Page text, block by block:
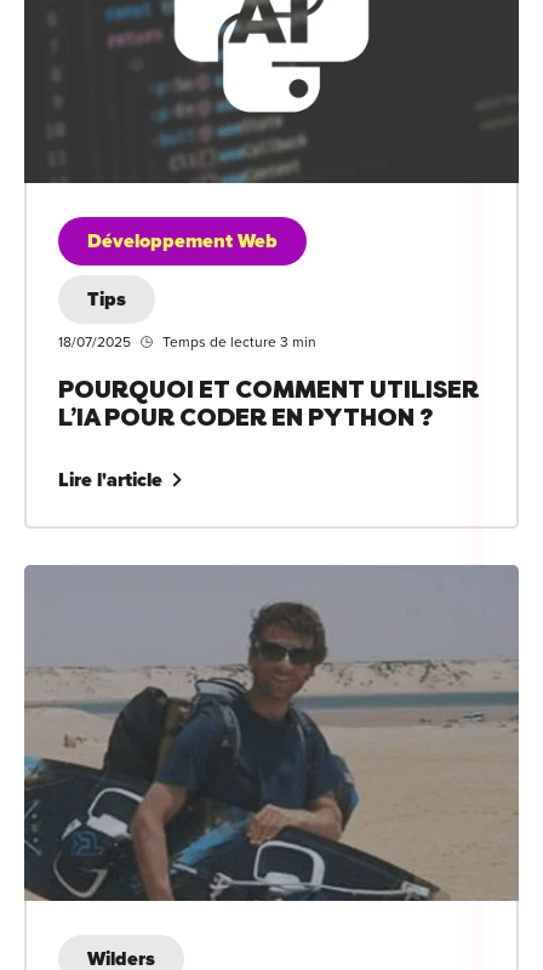
Développement Web
Tips
18/07/2025 Temps de lecture 3 min
POURQUOI ET COMMENT UTILISER
L’IA POUR CODER EN PYTHON ?
Lire l'article
Wilders